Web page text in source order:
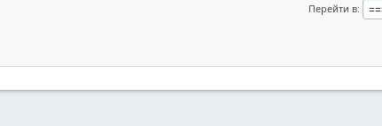
Перейти в